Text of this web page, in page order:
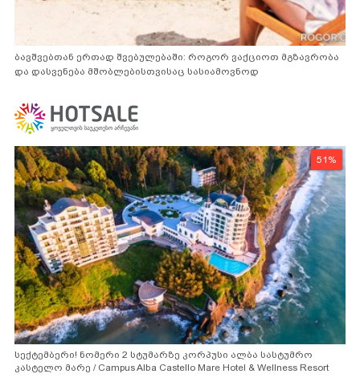
ბავშვებთან ერთად შვებულებაში: როგორ ვაქციოთ მგზავრობა
და დასვენება მშობლებისთვისაც სასიამოვნოდ
51%
სექტემბერი! ნომერი 2 სტუმარზე კორპუსი ალბა სასტუმრო
კასტელო მარე / Campus Alba Castello Mare Hotel & Wellness Resort